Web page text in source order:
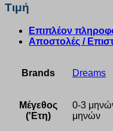
Τιμή
Επιπλέον
Αποστολές /
Brands Dreams
Μέγεθος
('Ετη)
0-3
μηνών